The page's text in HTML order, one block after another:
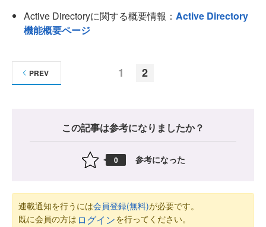
Active Directoryに関する概要情報： Active Directory
機能概要ページ
1 2
PREV
この記事は参考になりましたか？
0 参考になった
連載通知を行うには会員登録(無料)が必要です。
既に会員の方は ログインを行ってください。